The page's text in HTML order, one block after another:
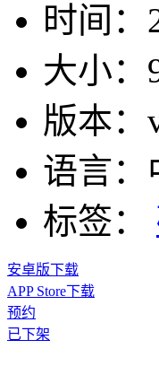
时间：
大小：
版本：
语言：
标签：
安卓版下载
APP Store下载
预约
已下架